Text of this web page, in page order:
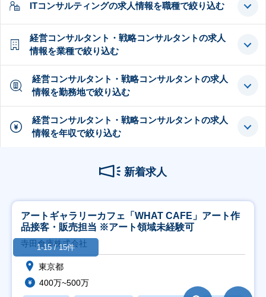
ITコンサルティングの求人情報を職種で絞り込む
経営コンサルタント・戦略コンサルタントの求人
情報を業種で絞り込む
経営コンサルタント・戦略コンサルタントの求人
情報を勤務地で絞り込む
経営コンサルタント・戦略コンサルタントの求人
情報を年収で絞り込む
新着求人
アートギャラリーカフェ「WHAT CAFE」アート作
品接客・販売担当 ※アート領域未経験可
寺田倉庫株式会社
東京都
400万~500万
1-15 / 15件